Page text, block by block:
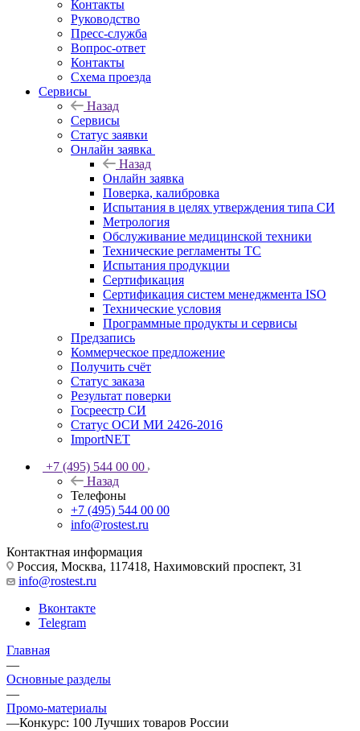
Контакты
Руководство
Пресс-служба
Вопрос-ответ
Контакты
Схема проезда
Сервисы
Назад
Сервисы
Статус заявки
Онлайн заявка
Назад
Онлайн заявка
Поверка, калибровка
Испытания в целях утверждения типа СИ
Метрология
Обслуживание медицинской техники
Технические регламенты ТС
Испытания продукции
Сертификация
Сертификация систем менеджмента ISO
Технические условия
Программные продукты и сервисы
Предзапись
Коммерческое предложение
Получить счёт
Статус заказа
Результат поверки
Госреестр СИ
Статус ОСИ МИ 2426-2016
ImportNET
+7 (495) 544 00 00
Назад
Телефоны
+7 (495) 544 00 00
info@rostest.ru
Контактная информация
Россия, Москва, 117418, Нахимовский проспект, 31
info@rostest.ru
Вконтакте
Telegram
Главная
—
Основные разделы
—
Промо-материалы
—Конкурс: 100 Лучших товаров России